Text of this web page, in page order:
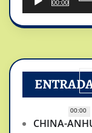
00:00
00:00
CHINA-